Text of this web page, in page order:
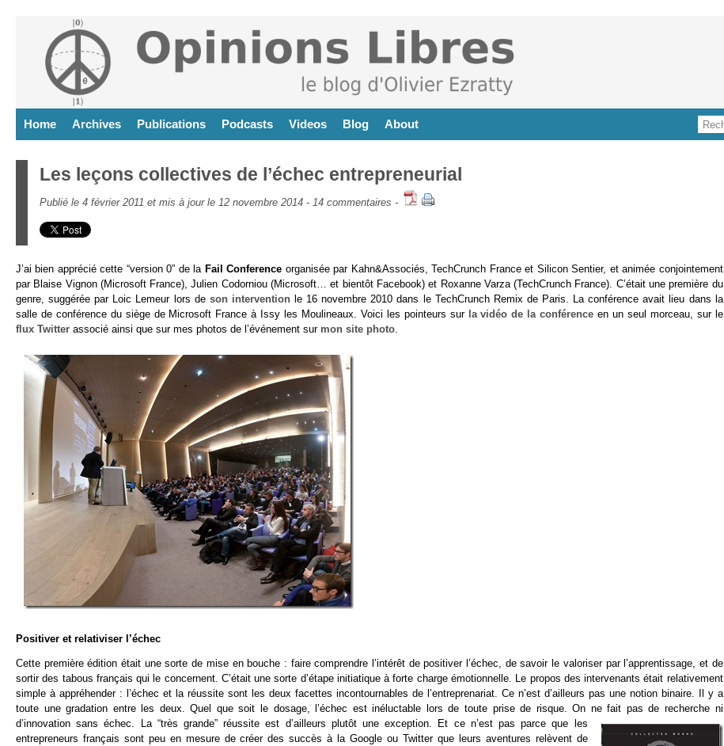
Home Archives Publications Podcasts Videos Blog About
Les leçons collectives de l’échec entrepreneurial
Publié le 4 février 2011 et mis à jour le 12 novembre 2014 - 14 commentaires -
J’ai bien apprécié cette “version 0” de la Fail Conference organisée par Kahn&Associés, TechCrunch France et Silicon Sentier, et animée conjointement
par Blaise Vignon (Microsoft France), Julien Codorniou (Microsoft… et bientôt Facebook) et Roxanne Varza (TechCrunch France). C’était une première du
genre, suggérée par Loic Lemeur lors de son interventionle 16 novembre 2010 dans le TechCrunch Remix de Paris. La conférence avait lieu dans la
salle de conférence du siège de Microsoft France à Issy les Moulineaux. Voici les pointeurs sur la vidéo de la conférence en un seul morceau, sur le
flux Twitter associé ainsi que sur mes photos de l’événement sur mon site photo.
Positiver et relativiser l’échec
Cette première édition était une sorte de mise en bouche : faire comprendre l’intérêt de positiver l’échec, de savoir le valoriser par l’apprentissage, et de
sortir des tabous français qui le concernent. C’était une sorte d’étape initiatique à forte charge émotionnelle. Le propos des intervenants était relativement
simple à appréhender : l’échec et la réussite sont les deux facettes incontournables de l’entreprenariat. Ce n’est d’ailleurs pas une notion binaire. Il y a
toute une gradation entre les deux. Quel que soit le dosage, l’échec est inéluctable lors de toute prise de risque. On ne fait pas de recherche ni
d’innovation sans échec. La “très grande” réussite est d’ailleurs plutôt une exception. Et ce n’est pas parce que les
entrepreneurs français sont peu en mesure de créer des succès à la Google ou Twitter que leurs aventures relèvent de